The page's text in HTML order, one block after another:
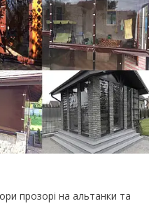
прозорі на альтанки та